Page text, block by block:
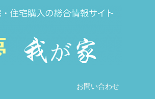
お問い合わせ